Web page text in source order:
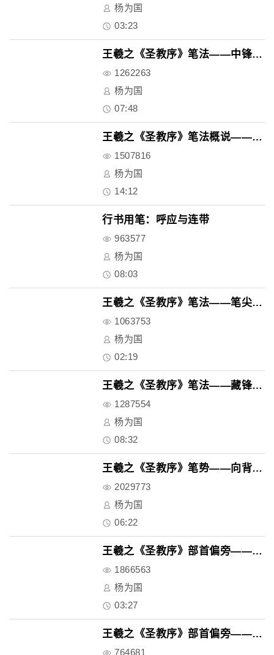
杨为国
03:23
王羲之《圣教序》笔法——中锋与..
1262263
杨为国
07:48
王羲之《圣教序》笔法概说——连..
1507816
杨为国
14:12
行书用笔：呼应与连带
963577
杨为国
08:03
王羲之《圣教序》笔法——笔尖与..
1063753
杨为国
02:19
王羲之《圣教序》笔法——藏锋与..
1287554
杨为国
08:32
王羲之《圣教序》笔势——向背与..
2029773
杨为国
06:22
王羲之《圣教序》部首偏旁——部..
1866563
杨为国
03:27
王羲之《圣教序》部首偏旁——半..
764681